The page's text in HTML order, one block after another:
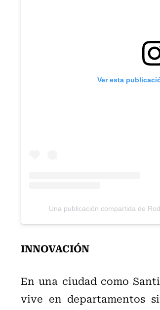
Ver esta
Una publicación compartida de
INNOVACIÓN
En una ciudad como
vive en departamentos